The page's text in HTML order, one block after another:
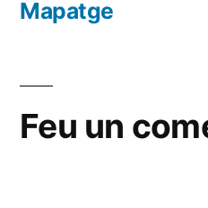
Mapatge
Feu un